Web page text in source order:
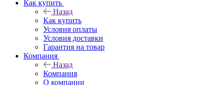
Как купить
Назад
Как купить
Условия оплаты
Условия доставки
Гарантия на товар
Компания
Назад
Компания
О компании